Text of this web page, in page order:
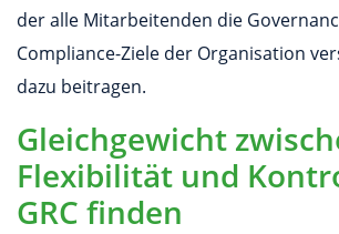
der alle Mitarbeitenden die
Compliance-Ziele der Organisation
dazu beitragen.
Gleichgewicht
Flexibilität und
GRC finden